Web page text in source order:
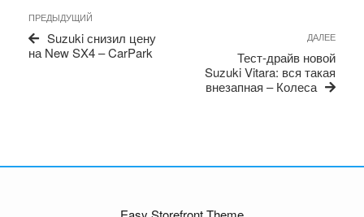
по
записям
Предыдущая
запись
ПРЕДЫДУЩИЙ
Suzuki снизил цену
на New SX4 – CarPark
ДАЛЕЕ
Тест-драйв новой
Suzuki Vitara: вся такая
внезапная – Колеса